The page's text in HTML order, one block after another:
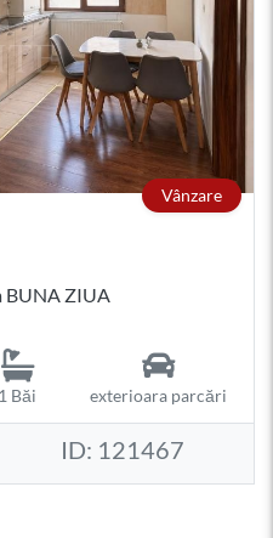
Vânzare
BUNA ZIUA
1 Băi exterioara parcări
ID: 121467